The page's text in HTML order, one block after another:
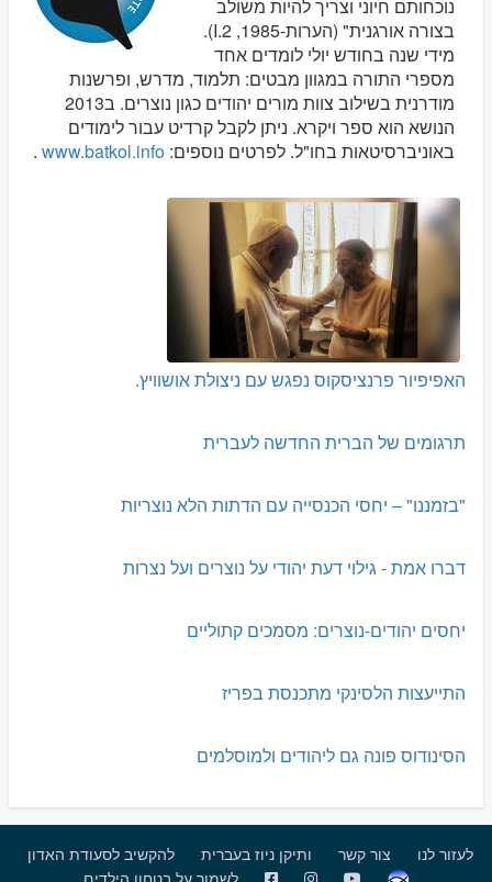
נוכחותם חיוני וצריך להיות משולב
בצורה אורגנית" (הערות-1985, I.2).
מידי שנה בחודש יולי לומדים אחד
מספרי התורה במגוון מבטים: תלמוד, מדרש, ופרשנות
מודרנית בשילוב צוות מורים יהודים כגון נוצרים. ב2013
הנושא הוא ספר ויקרא. ניתן לקבל קרדיט עבור לימודים
באוניברסיטאות בחו"ל. לפרטים נוספים: www.batkol.info
.
האפיפיור פרנציסקוס נפגש עם ניצולת אושוויץ.
תרגומים של הברית החדשה לעברית
"בזמננו" – יחסי הכנסייה עם הדתות הלא נוצריות
דברו אמת - גילוי דעת יהודי על נוצרים ועל נצרות
יחסים יהודים-נוצרים: מסמכים קתוליים
התייעצות הלסינקי מתכנסת בפריז
הסינודוס פונה גם ליהודים ולמוסלמים
לעזור לנו צור קשר ותיקן ניוז בעברית
להקשיב לסעודת האדון
לשמור על בטחון הילדים